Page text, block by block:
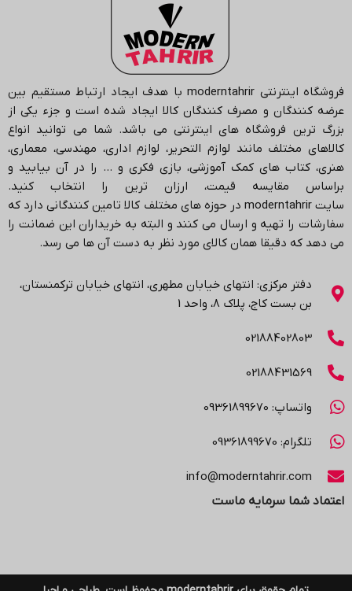
فروشگاه اینترنتی moderntahrir با هدف ایجاد ارتباط مستقیم بین
عرضه کنندگان و مصرف کنندگان کالا ایجاد شده است و جزء یکی از
بزرگ ترین فروشگاه های اینترنتی می باشد. شما می توانید انواع
کالاهای مختلف مانند لوازم التحریر، لوازم اداری، مهندسی، معماری،
هنری، کتاب های کمک آموزشی، بازی فکری و … را در آن بیابید و
براساس مقایسه قیمت، ارزان ترین را انتخاب کنید.
سایتmoderntahrir در حوزه های مختلف کالا تامین کنندگانی دارد که
سفارشات را تهیه و ارسال می کنند و البته به خریداران این ضمانت را
می دهد که دقیقا همان کالای مورد نظر به دست آن ها می رسد.
دفتر مرکزی: انتهاي خیابان مطهری، انتهاي خیابان ترکمنستان،
بن بست کاج، پلاک ۸، واحد 1
02188402803
02188431569
واتساپ: 09361899670
تلگرام: 09361899670
info@moderntahrir.com
اعتماد شما سرمایه ماست